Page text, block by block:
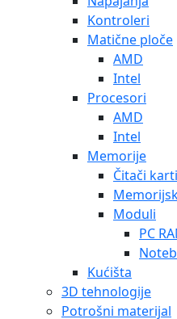
Kontroleri
Matične ploče
AMD
Intel
Procesori
AMD
Intel
Memorije
Čitači
Moduli
PC
Kućišta
3D tehnologije
Potrošni materijal